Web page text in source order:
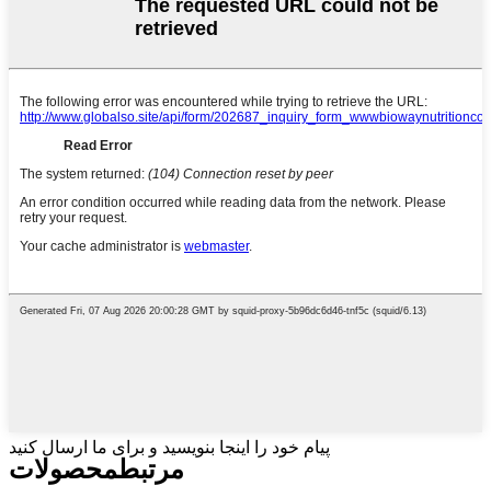
پیام خود را اینجا بنویسید و برای ما ارسال کنید
مرتبطمحصولات